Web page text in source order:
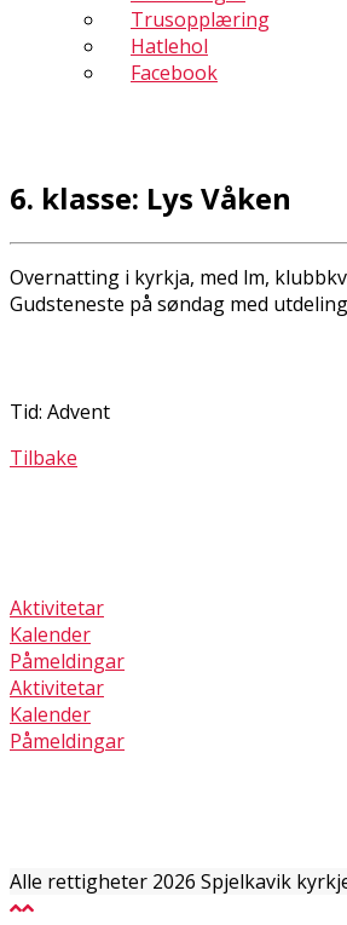
Trusopplæring
Hatlehol
Facebook
6. klasse: Lys Våken
Overnatting i kyrkja, med film,
Gudsteneste på søndag med
Tid: Advent
Tilbake
Aktivitetar
Kalender
Påmeldingar
Aktivitetar
Kalender
Påmeldingar
Alle rettigheter 2026 Spjelkavik